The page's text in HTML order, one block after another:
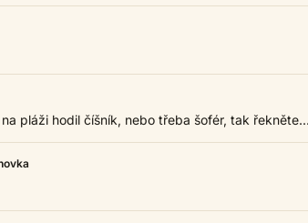
pláži hodil číšník, nebo třeba šofér, tak řekněte...